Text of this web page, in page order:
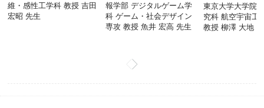
維・感性工学科 教授 吉田
宏昭 先生
報学部 デジタルゲーム学
科 ゲーム・社会デザイン
専攻 教授 魚井 宏高 先生
東京大学大学院
究科 航空宇宙工
教授 柳澤 大地